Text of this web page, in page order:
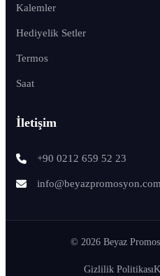
Kalemler
Hediyelik Setler
Termos
Saat
İletişim
+90 0212 659 52 23
info@beyazpromosyon.com
© 2026 Beyaz
Gizlilik Politikası